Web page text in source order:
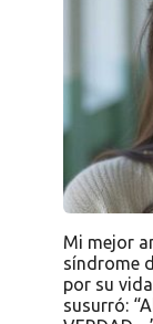
Mi mejor
síndrome
por su
susurró: